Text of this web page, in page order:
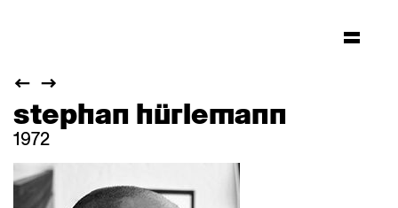
stephan hürlemann
1972